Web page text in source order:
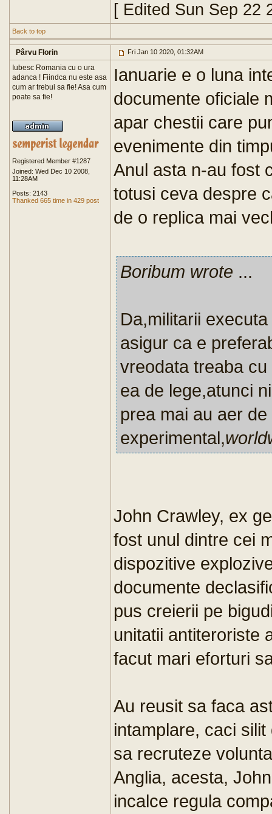
[ Edited Sun Sep 22
Back to top
Pârvu Florin Fri Jan 10 2020, 01:32AM
Iubesc Romania cu o ura
adanca ! Fiindca nu este asa
cum ar trebui sa fie! Asa cum
poate sa fie!
Registered Member #1287
Joined: Wed Dec 10 2008,
11:28AM
Posts: 2143
Thanked 665 time in 429 post
Ianuarie e o luna
documente oficiale
apar chestii care
evenimente din
Anul asta n-au fost
totusi ceva despre
de o replica mai
Boribum wrote ...
Da,militarii
asigur ca e
vreodata treaba
ea de lege,atunci
prea mai au aer
experimental,
John Crawley, ex
fost unul dintre cei
dispozitive
documente
pus creierii pe
unitatii antiteroriste
facut mari eforturi
Au reusit sa faca
intamplare, caci
sa recruteze
Anglia, acesta,
incalce regula